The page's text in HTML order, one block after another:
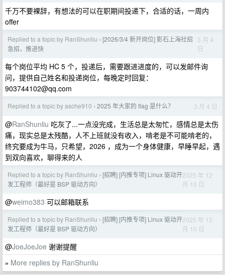
千万不要裸辞，有想法的可以在职期间投递下，合适的话，一周内
offer
Replied to a topic by RanShunliu › [2026/3/4 新开岗位] 影石上海社招
急招，推进快
3 月 4
日
每个岗位平均 HC 5 个，投递后，需要跟进进度的，可以发邮件询
问，提供自己姓名和投递岗位，每晚定时回复：
903744102@qq.com
Replied to a topic by asche910 › 2025 年大家的 flag 是什么？ 3 月 4 日
@RanShunliu 吃灰了...一点没完成，生活总是太匆忙，感情总是太伤
痛，现实总是太残酷，人不上班就没有收入，啃老是不可能啃老的，
终究要成为牛马，只希望，2026 ，成为一个身体健康，早睡早起，遇
到双向喜欢，聊得来的人
Replied to a topic by RanShunliu › [招聘] [内推专项] Linux 驱动开
发工程师（最好是 BSP 驱动方向）
2025 年 12
月 10 日
@weimo383 可以邮箱联系
Replied to a topic by RanShunliu › [招聘] [内推专项] Linux 驱动开
发工程师（最好是 BSP 驱动方向）
2025 年 12
月 10 日
@JoeJoeJoe 谢谢提醒
» More replies by RanShunliu